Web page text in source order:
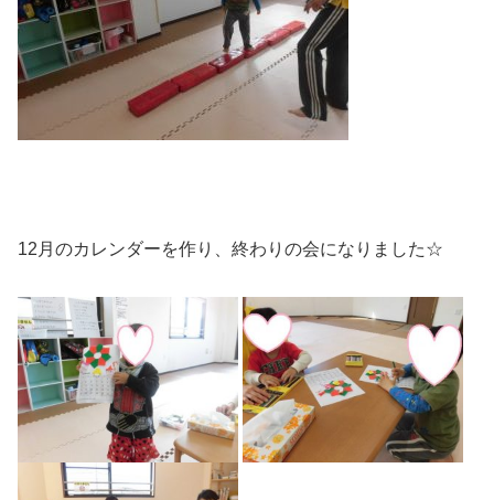
12月のカレンダーを作り、終わりの会になりました☆